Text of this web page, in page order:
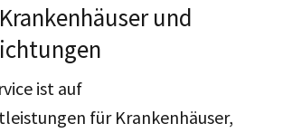
und
ist auf
für Krankenhäuser,